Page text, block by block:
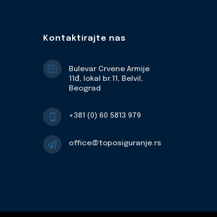
Kontaktirajte nas

Bulevar Crvene Armije
11đ, lokal br.11, Belvil,
Beograd
 +381 (0) 60 5813 979
 office@toposiguranje.rs